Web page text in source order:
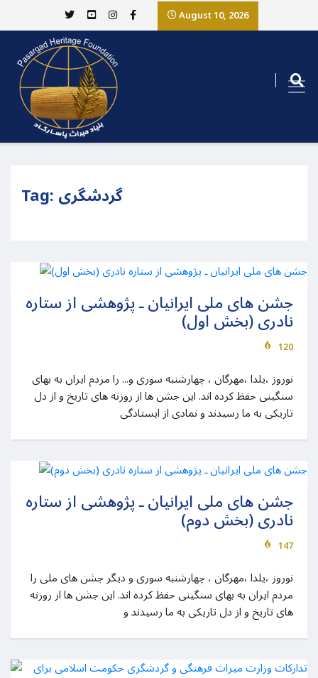
August 10, 2026
Tag:گردشگری
جشن های ملی ایرانیان ـ پژوهشی از ستاره
نادری (بخش اول)
120
سنگینی حفظ کرده اند. این جشن ها از روزنه های تاریخ و از دل
تاریکی به ما رسیدند و نمادی از ایستادگی
جشن های ملی ایرانیان ـ پژوهشی از ستاره
نادری (بخش دوم)
147
نوروز ،یلدا ،مهرگان ، چهارشنبه سوری و دیگر جشن های ملی را
مردم ایران به بهای سنگینی حفظ کرده اند. این جشن ها از روزنه
های تاریخ و از دل تاریکی به ما رسیدند و